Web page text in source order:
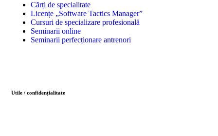
Cărți de specialitate
Licențe „Software Tactics Manager”
Cursuri de specializare profesională
Seminarii online
Seminarii perfecționare antrenori
Utile / confidențialitate